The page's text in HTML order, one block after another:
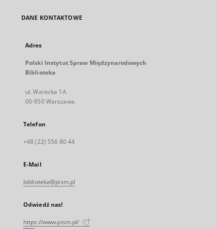
DANE KONTAKTOWE
Adres
Polski Instytut Spraw Międzynarodowych
Biblioteka
ul. Warecka 1A
00-950 Warszawa
Telefon
+48 (22) 556 80 44
E-Mail
biblioteka@pism.pl
Odwiedź nas!
https://www.pism.pl/